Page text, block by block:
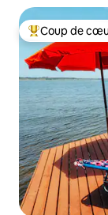
Coups de
Coup de